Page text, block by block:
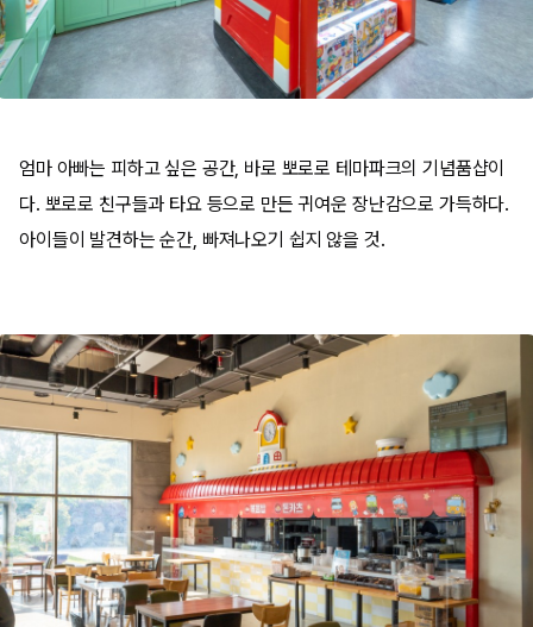
엄마 아빠는 피하고 싶은 공간, 바로 뽀로로 테마파크의 기념품샵이
다. 뽀로로 친구들과 타요 등으로 만든 귀여운 장난감으로 가득하다.
아이들이 발견하는 순간, 빠져나오기 쉽지 않을 것.